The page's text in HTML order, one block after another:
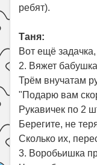
ребят).
Таня:
Вот ещё
2. Вяжет
Трём внучатам
"Подарю вам
Рукавичек по 2
Берегите, не
Сколько их,
3. Воробьишка